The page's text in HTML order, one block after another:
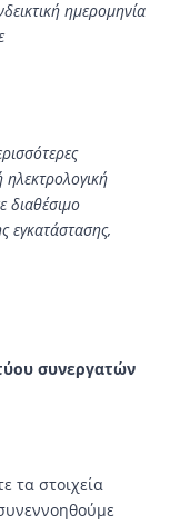
ημερομηνία
ηλεκτρολογική
διαθέσιμο
εγκατάστασης,
συνεργατών
τα στοιχεία